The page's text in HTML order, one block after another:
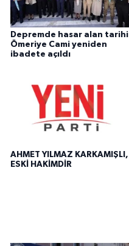
Depremde hasar alan tarihi
Ömeriye Cami yeniden
ibadete açıldı
AHMET YILMAZ KARKAMIŞLI,
ESKİ HAKİMDİR